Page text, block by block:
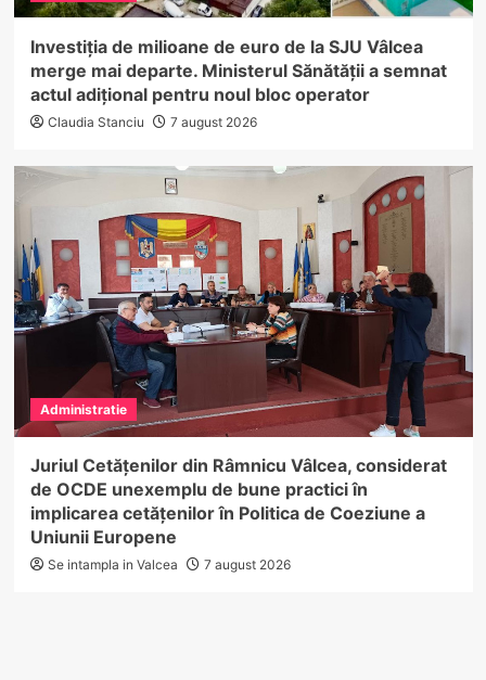
Investiția de milioane de euro de la SJU Vâlcea
merge mai departe. Ministerul Sănătății a semnat
actul adițional pentru noul bloc operator
Claudia Stanciu 7 august 2026
Administratie
Juriul Cetățenilor din Râmnicu Vâlcea, considerat
de OCDE unexemplu de bune practici în
implicarea cetățenilor în Politica de Coeziune a
Uniunii Europene
Se intampla in Valcea 7 august 2026